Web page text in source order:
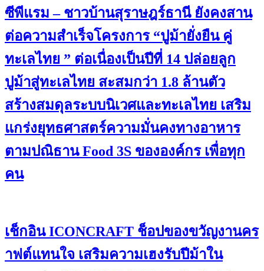
ซีพีแรม – ชาวบ้านสุราษฎร์ธานี ยังคงสาน
ต่อความสำเร็จโครงการ “ปูม้ายั่งยืน คู่
ทะเลไทย ” ต่อเนื่องเป็นปีที่ 14 ปล่อยลูก
ปูม้าสู่ทะเลไทย สะสมกว่า 1.8 ล้านตัว
สร้างสมดุลระบบนิเวศและทะเลไทย เสริม
แกร่งยุทธศาสตร์ความมั่นคงทางอาหาร
ตามปณิธาน Food 3S ขององค์กร เพื่อทุก
คน
เช็กอิน ICONCRAFT ช็อปของขวัญงานคร
าฟต์แทนใจ เสริมความเฮงรับปีม้าใน